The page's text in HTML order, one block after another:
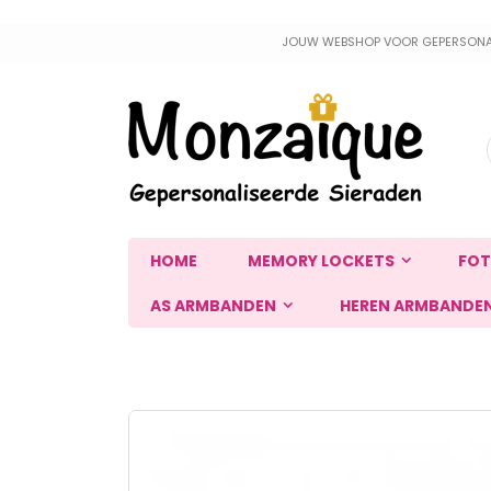
inhoud
JOUW WEBSHOP VOOR
HOME MEMORY LOCKETS
AS ARMBANDEN HEREN
Ga